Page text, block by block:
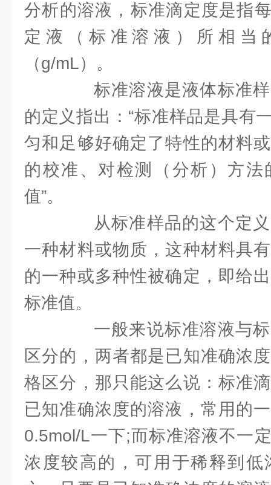
分析的溶液，标准滴定度是指
定液（标准溶液）所相当
（g/mL）。
标准溶液是液体标准样
的定义指出：“标准样品是具有
匀和足够好确定了特性的材料
的校准、对检测（分析）方
值”。
从标准样品的这个定义
一种材料或物质，这种材料具
的一种或多种性被确定，即给
标准值。
一般来说标准溶液与标
区分的，两者都是已知准确浓
格区分，那只能这么说：标准
已知准确浓度的溶液，常用的
0.5mol/L一下;而标准溶液不一
浓度较高的，可用于稀释到低